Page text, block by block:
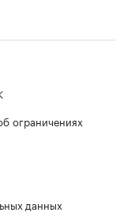
ограничениях
данных